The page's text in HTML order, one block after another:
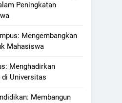
Peningkatan
Mengembangkan
Mahasiswa
Menghadirkan
di Universitas
Membangun